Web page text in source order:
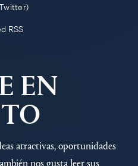
RSS
EN
atractivas, oportunidades
nos gusta leer sus